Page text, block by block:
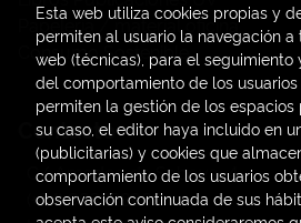
Papelería / material oficina
Consumo Sostenible
Contacto
C/ Amadeo de Saboya, 4
(+34) 963828968
Esta web utiliza cookies propias y
permiten al usuario la navegación
web (técnicas), para el seguimiento
del comportamiento de los usuarios
permiten la gestión de los
su caso, el editor haya incluido en
(publicitarias) y cookies que
comportamiento de los usuarios
observación continuada de sus